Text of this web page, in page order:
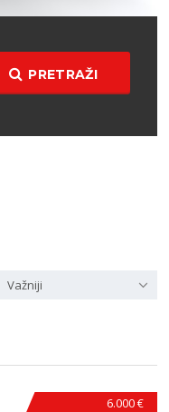
PRETRAŽI
Važniji
6.000 €